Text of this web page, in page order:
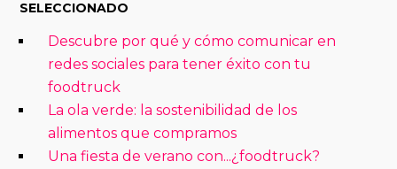
SELECCIONADO
Descubre por qué y cómo comunicar en
redes sociales para tener éxito con tu
foodtruck
La ola verde: la sostenibilidad de los
alimentos que compramos
Una fiesta de verano con...¿foodtruck?